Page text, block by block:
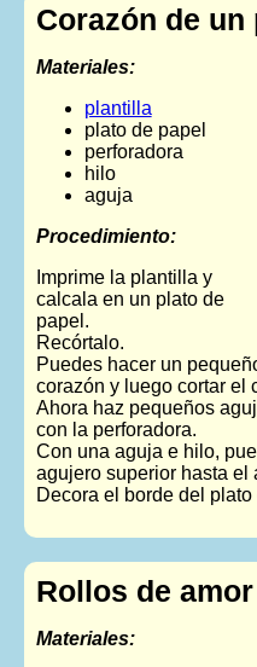
Corazón de un
Materiales:
plantilla
plato de papel
perforadora
hilo
aguja
Procedimiento:
Imprime la plantilla y
calcala en un plato de
papel.
Recórtalo.
Puedes hacer un
corazón y luego cortar el
Ahora haz pequeños
con la perforadora.
Con una aguja e hilo,
agujero superior hasta el
Decora el borde del
Rollos de amor
Materiales: